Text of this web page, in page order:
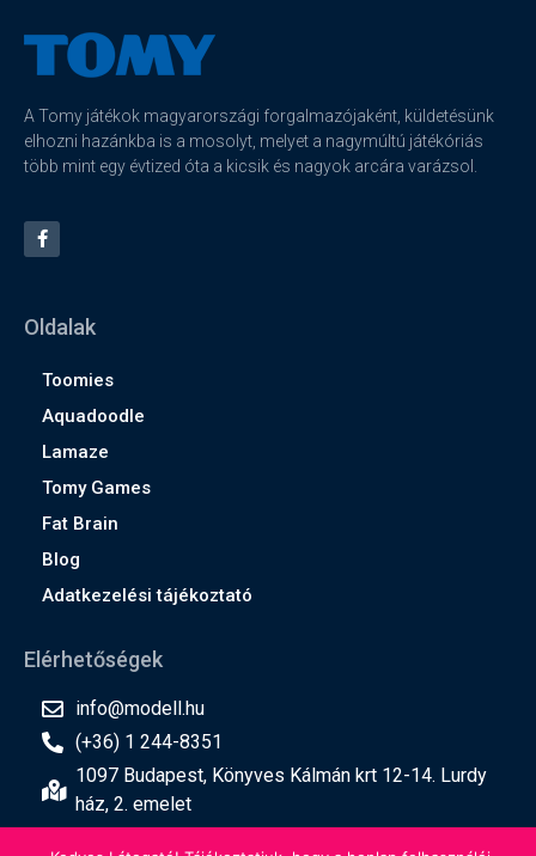
A Tomy játékok magyarországi forgalmazójaként, küldetésünk
elhozni hazánkba is a mosolyt, melyet a nagymúltú játékóriás
több mint egy évtized óta a kicsik és nagyok arcára varázsol.
Oldalak
Toomies
Aquadoodle
Lamaze
Tomy Games
Fat Brain
Blog
Adatkezelési tájékoztató
Elérhetőségek
info@modell.hu
(+36) 1 244-8351
1097 Budapest, Könyves Kálmán krt 12-14. Lurdy
ház, 2. emelet